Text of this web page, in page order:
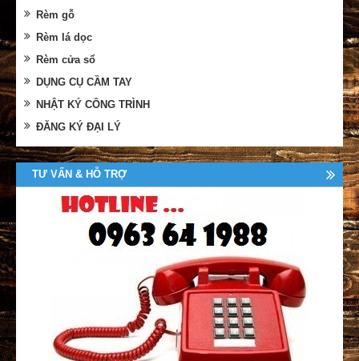
Rèm gỗ
Rèm lá dọc
Rèm cửa sổ
DỤNG CỤ CẦM TAY
NHẬT KÝ CÔNG TRÌNH
ĐĂNG KÝ ĐẠI LÝ
TƯ VẤN & HỖ TRỢ